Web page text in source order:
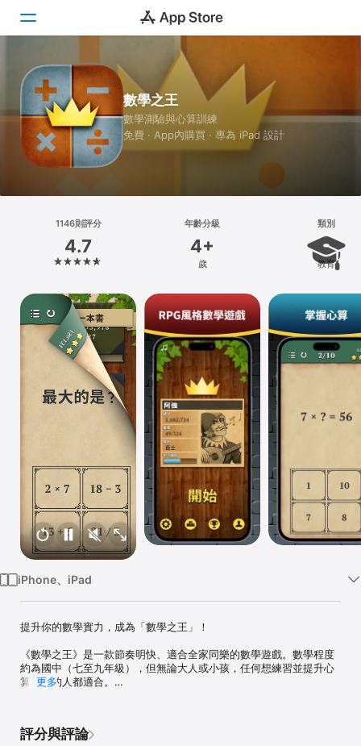
Today
遊戲
App
搜尋
iPhone
iPad
Mac
Vision
數學之王
數學測驗與心算訓練
免費 · App內購買 · 專為 iPad 設計
1146則評分
4.7
年齡分級
4+
歲
類別
教育
iPhone、iPad
提升你的數學實力，成為「數學之王」！
《數學之王》是一款節奏明快、適合全家同樂的數學遊戲。數學程度
約為國中（七至九年級），但無論大人或小孩，任何想練習並提升心
算能力的人都適合。
更多
評分與評論